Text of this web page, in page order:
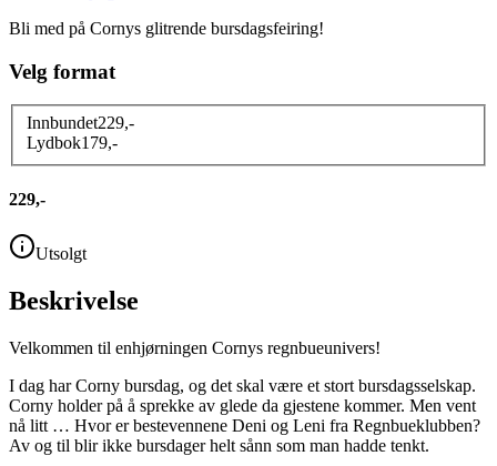
Bli med på Cornys glitrende bursdagsfeiring!
Velg format
Innbundet229,-
Lydbok179,-
229,-
Utsolgt
Beskrivelse
Velkommen til enhjørningen Cornys regnbueunivers!
I dag har Corny bursdag, og det skal være et stort bursdagsselskap.
Corny holder på å sprekke av glede da gjestene kommer. Men vent
nå litt … Hvor er bestevennene Deni og Leni fra Regnbueklubben?
Av og til blir ikke bursdager helt sånn som man hadde tenkt.